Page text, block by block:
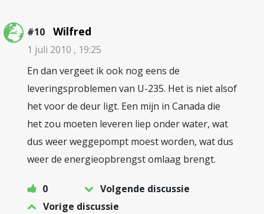
#10 Wilfred
1 juli 2010 , 19:25
En dan vergeet ik ook nog eens de
leveringsproblemen van U-235. Het is niet alsof
het voor de deur ligt. Een mijn in Canada die
het zou moeten leveren liep onder water, wat
dus weer weggepompt moest worden, wat dus
weer de energieopbrengst omlaag brengt.
0
Volgende discussie
Vorige discussie